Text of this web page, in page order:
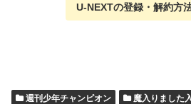
U-NEXTの登録・解約方
週刊少年チャンピオン 魔入りました